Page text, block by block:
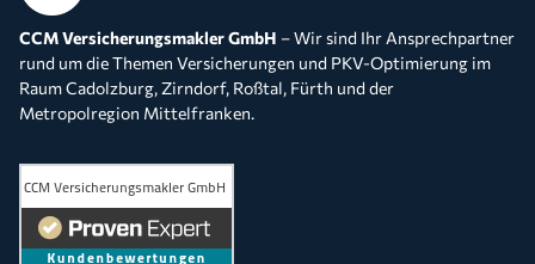
CCM Versicherungsmakler GmbH – Wir sind Ihr Ansprechpartner
rund um die Themen Versicherungen und PKV-Optimierung im
Raum Cadolzburg, Zirndorf, Roßtal, Fürth und der
Metropolregion Mittelfranken.